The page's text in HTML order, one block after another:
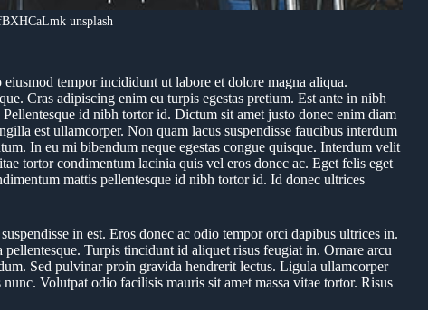
unsplash
tempor incididunt ut labore et dolore magna aliqua.
Cras adipiscing enim eu turpis egestas pretium. Est ante in nibh
id nibh tortor id. Dictum sit amet justo donec enim diam
est ullamcorper. Non quam lacus suspendisse faucibus interdum
In eu mi bibendum neque egestas congue quisque. Interdum velit
tortor condimentum lacinia quis vel eros donec ac. Eget felis eget
mattis pellentesque id nibh tortor id. Id donec ultrices
in est. Eros donec ac odio tempor orci dapibus ultrices in.
Turpis tincidunt id aliquet risus feugiat in. Ornare arcu
Sed pulvinar proin gravida hendrerit lectus. Ligula ullamcorper
Volutpat odio facilisis mauris sit amet massa vitae tortor. Risus